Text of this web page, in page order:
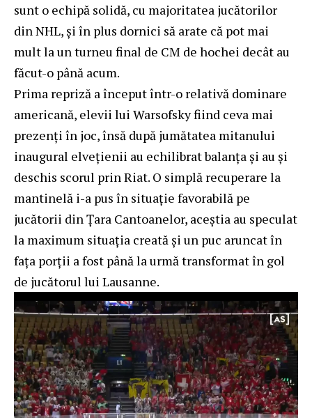
sunt o echipă solidă, cu majoritatea jucătorilor
din NHL, și în plus dornici să arate că pot mai
mult la un turneu final de CM de hochei decât au
făcut-o până acum.
Prima repriză a început într-o relativă dominare
americană, elevii lui Warsofsky fiind ceva mai
prezenți în joc, însă după jumătatea mitanului
inaugural elvețienii au echilibrat balanța și au și
deschis scorul prin Riat. O simplă recuperare la
mantinelă i-a pus în situație favorabilă pe
jucătorii din Țara Cantoanelor, aceștia au speculat
la maximum situația creată și un puc aruncat în
fața porții a fost până la urmă transformat în gol
de jucătorul lui Lausanne.